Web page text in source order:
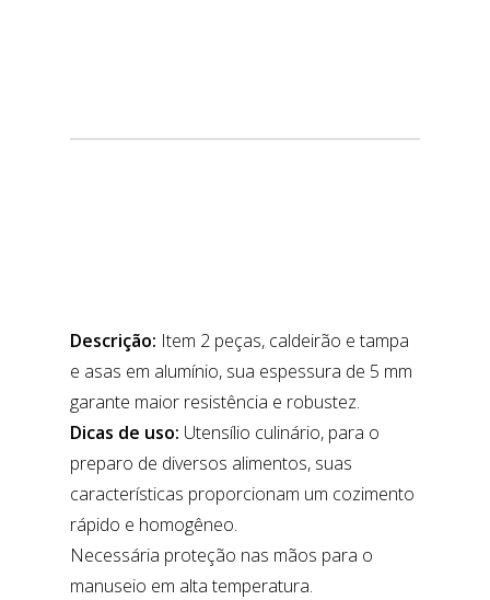
Descrição: Item 2 peças, caldeirão e tampa
e asas em alumínio, sua espessura de 5 mm
garante maior resistência e robustez.
Dicas de uso: Utensílio culinário, para o
preparo de diversos alimentos, suas
características proporcionam um cozimento
rápido e homogêneo.
Necessária proteção nas mãos para o
manuseio em alta temperatura.